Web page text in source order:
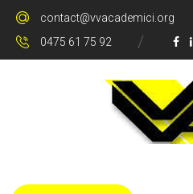
contact@vvacademici.org
0475 61 75 92